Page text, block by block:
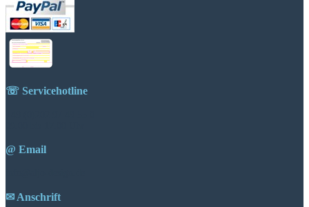
☏ Servicehotline
@ Email
✉ Anschrift